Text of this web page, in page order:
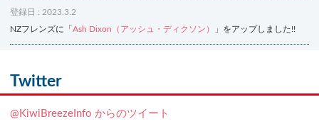
登録日 : 2023.3.2
NZフレンズに「 Ash Dixon（アッシュ・ディクソン） 」をアップしました!!
NZフレンズに「
登録日 : 2019.4.10
Twitter
@KiwiBreezeInfo からのツイート